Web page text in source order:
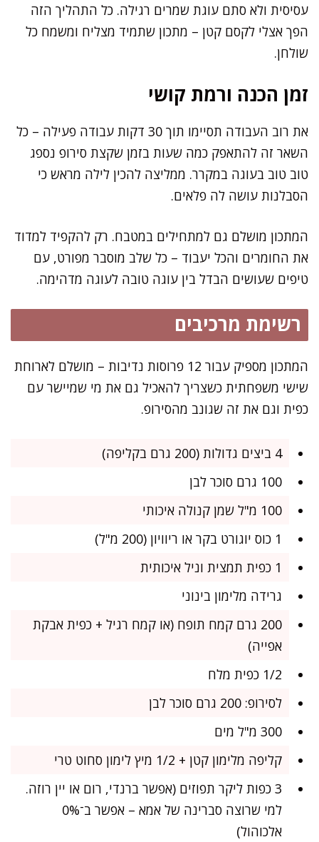
עסיסית ולא סתם עוגת שמרים רגילה. כל התהליך הזה
הפך אצלי לקסם קטן – מתכון שתמיד מצליח ומשמח כל
שולחן.
זמן הכנה ורמת קושי
את רוב העבודה תסיימו תוך 30 דקות עבודה פעילה – כל
השאר זה להתאפק כמה שעות בזמן שקצת סירופ נספג
טוב טוב בעוגה במקרר. ממליצה להכין לילה מראש כי
הסבלנות עושה לה פלאים.
המתכון מושלם גם למתחילים במטבח. רק להקפיד למדוד
את החומרים והכל יעבוד – כל שלב מוסבר מפורט, עם
טיפים שעושים הבדל בין עוגה טובה לעוגה מדהימה.
רשימת מרכיבים
המתכון מספיק עבור 12 פרוסות נדיבות – מושלם לארוחת
שישי משפחתית כשצריך להאכיל גם את מי שמיישר עם
כפית וגם את זה שגונב מהסירופ.
4 ביצים גדולות (200 גרם בקליפה)
100 גרם סוכר לבן
100 מ"ל שמן קנולה איכותי
1 כוס יוגורט בקר או ריוויון (200 מ"ל)
1 כפית תמצית וניל איכותית
גרידה מלימון בינוני
200 גרם קמח תופח (או קמח רגיל + כפית אבקת
אפייה)
1/2 כפית מלח
לסירופ: 200 גרם סוכר לבן
300 מ"ל מים
קליפה מלימון קטן + 1/2 מיץ לימון סחוט טרי
3 כפות ליקר תפוזים (אפשר ברנדי, רום או יין רוזה.
למי שרוצה סברינה של אמא – אפשר ב־0%
אלכוהול)